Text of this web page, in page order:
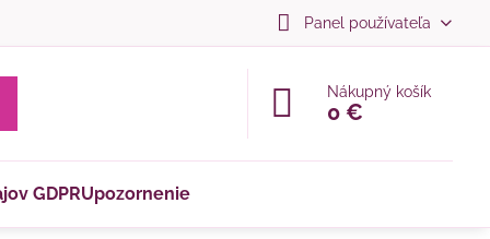
Panel používateľa
Nákupný košík
0 €
GDPRUpozornenie